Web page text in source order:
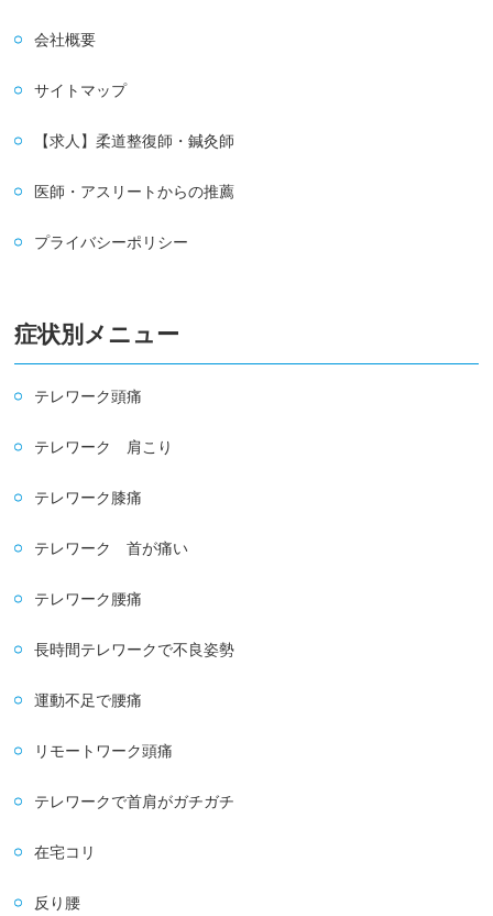
会社概要
サイトマップ
【求人】柔道整復師・鍼灸師
医師・アスリートからの推薦
プライバシーポリシー
症状別メニュー
テレワーク頭痛
テレワーク 肩こり
テレワーク膝痛
テレワーク 首が痛い
テレワーク腰痛
長時間テレワークで不良姿勢
運動不足で腰痛
リモートワーク頭痛
テレワークで首肩がガチガチ
在宅コリ
反り腰